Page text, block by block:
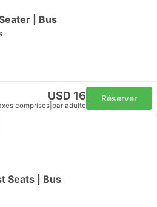
| Bus
USD 16
comprises par adulte
Réserver
Seats | Bus